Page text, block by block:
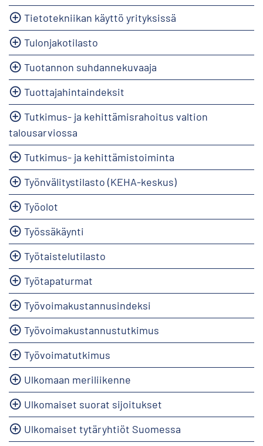
Tietotekniikan käyttö yrityksissä
Tulonjakotilasto
Tuotannon suhdannekuvaaja
Tuottajahintaindeksit
Tutkimus- ja kehittämisrahoitus valtion
talousarviossa
Tutkimus- ja kehittämistoiminta
Työnvälitystilasto (KEHA-keskus)
Työolot
Työssäkäynti
Työtaistelutilasto
Työtapaturmat
Työvoimakustannusindeksi
Työvoimakustannustutkimus
Työvoimatutkimus
Ulkomaan meriliikenne
Ulkomaiset suorat sijoitukset
Ulkomaiset tytäryhtiöt Suomessa